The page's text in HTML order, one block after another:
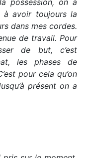
à avoir toujours la
dans mes cordes.
de travail. Pour
de but, c’est
les phases de
pour cela qu’on
présent on a